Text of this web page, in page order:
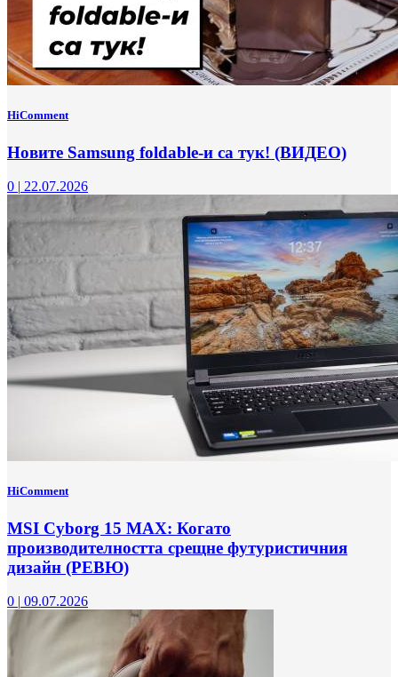
HiComment
Новите Samsung foldable-и са тук! (ВИДЕО)
0 | 22.07.2026
HiComment
MSI Cyborg 15 MAX: Когато
производителността срещне футуристичния
дизайн (РЕВЮ)
0 | 09.07.2026